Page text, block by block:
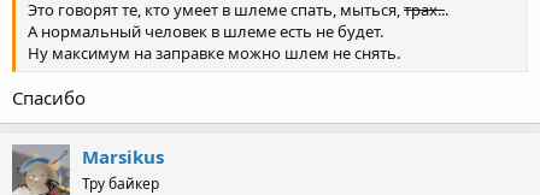
Это говорят те, кто умеет в шлеме спать, мыться,трах...
А нормальный человек в шлеме есть не будет.
Ну максимум на заправке можно шлем не снять.
Спасибо
Marsikus
Тру байкер